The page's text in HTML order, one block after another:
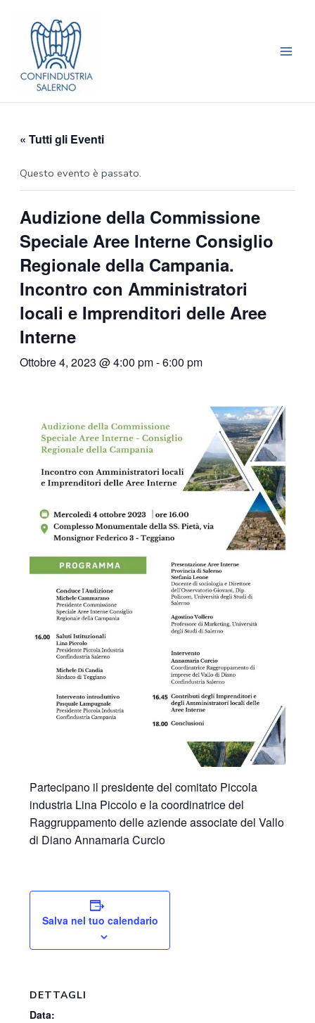
contenuto
« Tutti gli Eventi
Questo evento è passato.
Audizione della Commissione
Speciale Aree Interne Consiglio
Regionale della Campania.
Incontro con Amministratori
locali e Imprenditori delle Aree
Interne
Ottobre 4, 2023 @ 4:00 pm-6:00 pm
Partecipano il presidente del comitato Piccola
industria Lina Piccolo e la coordinatrice del
Raggruppamento delle aziende associate del Vallo
di Diano Annamaria Curcio
Salva nel tuo calendario
DETTAGLI
Data: